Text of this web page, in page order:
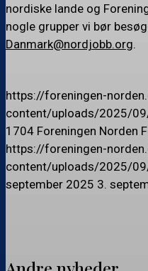
nordiske lande og
nogle grupper vi bør
Danmark@nordjobb.org.
https://foreningen-
content/uploads/2025/
1704 Foreningen Norden
https://foreningen-
content/uploads/2025/
september 2025 3.